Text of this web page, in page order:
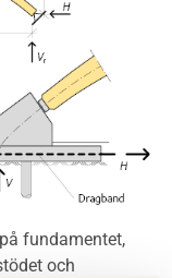
fundamentet,
och